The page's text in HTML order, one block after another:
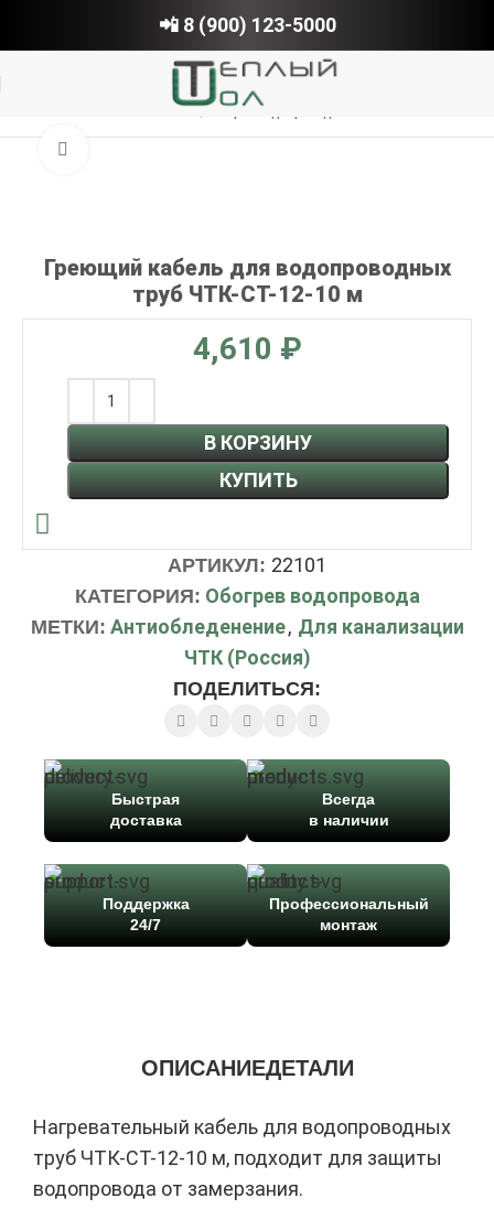
📲 8 (900) 123-5000
Греющий кабель для водопроводных
труб ЧТК-СТ-12-10 м
₽
В КОРЗИНУ
КУПИТЬ
АРТИКУЛ: 22101
КАТЕГОРИЯ: Обогрев водопровода
МЕТКИ: Антиобледенение, Для канализации
ЧТК (Россия)
ПОДЕЛИТЬСЯ:
Быстрая
доставка
Всегда
в наличии
Поддержка
24/7
Профессиональный
монтаж
ОПИСАНИЕДЕТАЛИ
Нагревательный кабель для водопроводных
труб ЧТК-СТ-12-10 м, подходит для защиты
водопровода от замерзания.